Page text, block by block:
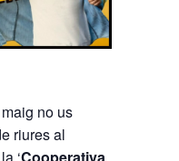
no us
riures al